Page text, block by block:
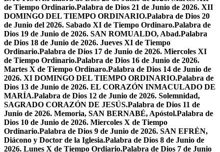
de Tiempo Ordinario.Palabra de Dios 21 de Junio de 2026. XII
DOMINGO DEL TIEMPO ORDINARIO.Palabra de Dios 20
de Junio del 2026. Sabado XI de Tiempo Ordinaro.Palabra de
Dios 19 de Junio de 2026. SAN ROMUALDO, Abad.Palabra
de Dios 18 de Junio de 2026. Jueves XI de Tiempo
Ordinario.Palabra de Dios 17 de Junio de 2026. Miercoles XI
de Tiempo Ordinario.Palabra de Dios 16 de Junio de 2026.
Martes X de Tiempo Ordinaro.Palabra de Dios 14 de Junio de
2026. XI DOMINGO DEL TIEMPO ORDINARIO.Palabra de
Dios 13 de Junio de 2026. EL CORAZÓN INMACULADO DE
MARÍA.Palabra de Dios 12 de Junio de 2026. Solemnidad,
SAGRADO CORAZÓN DE JESÚS.Palabra de Dios 11 de
Junio de 2026. Memoria, SAN BERNABÉ, Apóstol.Palabra de
Dios 10 de Junio de 2026. Miercoles X de Tiempo
Ordinario.Palabra de Dios 9 de Junio de 2026. SAN EFRÉN,
Diácono y Doctor de la Iglesia.Palabra de Dios 8 de Junio de
2026. Lunes X de Tiempo Ordiario.Palabra de Dios 7 de Junio